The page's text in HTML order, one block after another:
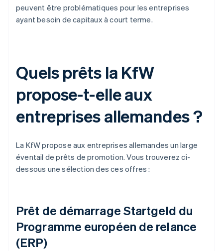
peuvent être problématiques pour les entreprises
ayant besoin de capitaux à court terme.
Quels prêts la KfW
propose-t-elle aux
entreprises allemandes ?
La KfW propose aux entreprises allemandes un large
éventail de prêts de promotion. Vous trouverez ci-
dessous une sélection des ces offres :
Prêt de démarrage Startgeld du
Programme européen de relance
(ERP)